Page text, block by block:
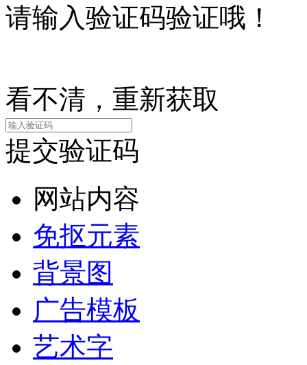
请输入验证码验证哦！
看不清，重新获取
提交验证码
网站内容
免抠元素
背景图
广告模板
艺术字